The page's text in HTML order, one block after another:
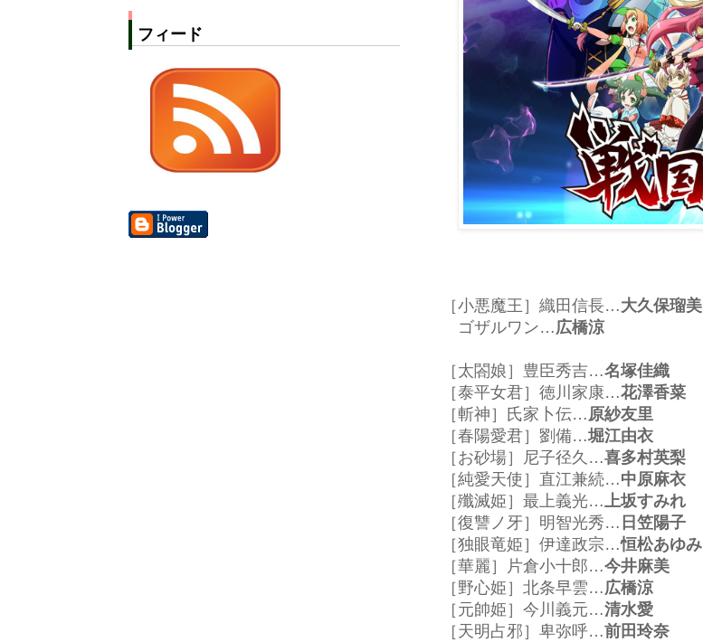
［小悪魔王］織田信長…大久保瑠美
ゴザルワン…広橋涼
［太閤娘］豊臣秀吉…名塚佳織
［泰平女君］徳川家康…花澤香菜
［斬神］氏家卜伝…原紗友里
［春陽愛君］劉備…堀江由衣
［お砂場］尼子径久…喜多村英梨
［純愛天使］直江兼続…中原麻衣
［殲滅姫］最上義光…上坂すみれ
［復讐ノ牙］明智光秀… 日笠陽子
［独眼竜姫］伊達政宗…恒松あゆみ
［華麗］片倉小十郎…今井麻美
［野心姫］北条早雲…広橋涼
［元帥姫］今川義元…清水愛
［天明占邪］卑弥呼…前田玲奈
フィード